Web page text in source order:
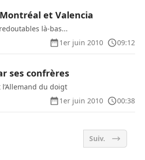
et Valencia
là-bas...
1er juin 2010
09:12
ses confrères
du doigt
1er juin 2010
00:38
Suiv.